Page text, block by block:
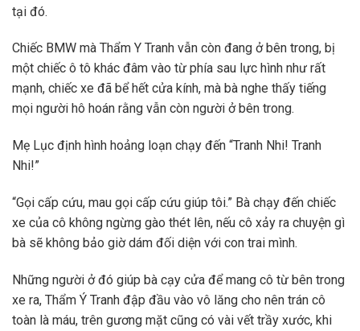
tại đó.
Chiếc BMW mà Thẩm Y Tranh vẫn còn đang ở bên trong, bị
một chiếc ô tô khác đâm vào từ phía sau lực hình như rất
mạnh, chiếc xe đã bể hết cửa kính, mà bà nghe thấy tiếng
mọi người hô hoán rằng vẫn còn người ở bên trong.
Mẹ Lục định hình hoảng loạn chạy đến “Tranh Nhi! Tranh
Nhi!”
“Gọi cấp cứu, mau gọi cấp cứu giúp tôi.” Bà chạy đến chiếc
xe của cô không ngừng gào thét lên, nếu cô xảy ra chuyện gì
bà sẽ không bảo giờ dám đối diện với con trai mình.
Những người ở đó giúp bà cạy cửa để mang cô từ bên trong
xe ra, Thẩm Ý Tranh đập đầu vào vô lăng cho nên trán cô
toàn là máu, trên gương mặt cũng có vài vết trầy xước, khi